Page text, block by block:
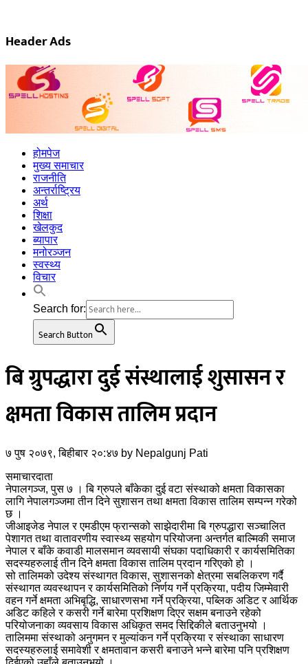
content
Header Ads
होमपेज
मुख्य समाचार
राजनीति
अन्तर्राष्ट्रिय
अर्थ
शिक्षा
खेलकुद
ब्यापार
मनोरञ्जन
स्वस्थ्य
विचार
Search for:
Search Button
बि ग्रुपद्धारा दुई संस्थालाई शुसासन र
क्षमता विकास तालिम प्रदान
७ पुष २०७९, बिहीबार २०:४७ by Nepalgunj Pati
समाचारदाता
नेपालगञ्ज, पुस ७ । बि ग्रुपले बाँकेका दुई वटा संस्थाको क्षमता विकासका
लागि नेपालगञ्जमा तीन दिने सुशासन तथा क्षमता विकास तालिम सम्पन्न गरेको
छ ।
जीआइजेड नेपाल र एमडीएम फ्रान्सको साझेदारीमा बि ग्रुपद्धारा सञ्चालित
पेशागत तथा वातावरणीय स्वास्थ्य सहयोग परियोजना अन्तर्गत बाल्मिकी समाज
नेपाल र बाँके कवाडी मालसमान व्यवसायी संघका पदाधिकारी र कार्यसमितिका
सदस्यहरुलाई तीन दिने क्षमता विकास तालिम प्रदान गरिएको हो ।
सो तालिमको उदेश्य संस्थागत विकास, सुशासनको क्षेत्रमा सबलिकरण गर्दै
संस्थागत व्यवस्थापन र कार्यसमितिको निर्णय गर्ने प्रक्रिया, पदीय जिम्मेवारी
वहन गर्ने क्षमता अभिबृद्धि, साधारणसभा गर्ने प्रक्रिया, पब्लिक अडिट र आर्थिक
अडिट कहिले र कसरी गर्ने बारेमा प्रशिक्षण दिएर सक्षम बनाउने रहेको
परियोजनाका व्यवसाय विकास अधिकृत समद सिद्दिकीले बताउनुभयो ।
तालिममा संस्थाको अनुगमन र मुल्यांकन गर्ने प्रक्रिया र संस्थाका साधारण
सदस्यहरुलाई समावेशी र क्षमतावान कसरी बनाउने भन्ने बारेमा पनि प्रशिक्षण